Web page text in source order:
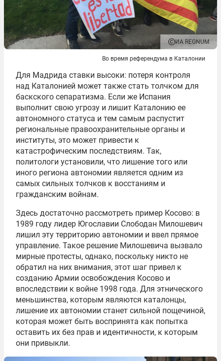
ИА REGNUM
Во время референдума в Каталонии
Для Мадрида ставки высоки: потеря контроля
над Каталонией может также стать толчком для
баскского сепаратизма. Если же Испания
выполнит свою угрозу и лишит Каталонию ее
автономного статуса и тем самым распустит
региональные правоохранительные органы и
институты, это может привести к
катастрофическим последствиям. Так,
политологи установили, что лишение того или
иного региона автономии является одним из
самых сильных толчков к восстаниям и
гражданским войнам.
Здесь достаточно рассмотреть пример Косово: в
1989 году лидер Югославии Слободан Милошевич
лишил эту территорию автономии и ввел прямое
управление. Такое решение Милошевича вызвало
мирные протесты, однако, поскольку никто не
обратил на них внимания, этот шаг привел к
созданию Армии освобождения Косово и
впоследствии к войне 1998 года. Для этнического
меньшинства, которым являются каталонцы,
лишение их автономии станет сильной пощечиной,
которая может быть воспринята как попытка
оставить их без прав и идентичности, к которым
они привыкли.